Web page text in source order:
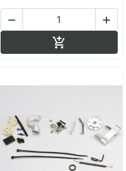
 
